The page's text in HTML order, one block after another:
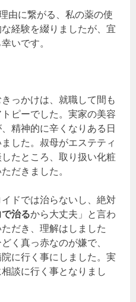
由に繋がる、私の薬の使
経験を綴りましたが、宜
いです。
っかけは、就職して間も
ピーでした。実家の美容
精神的に辛くなりある日
した。叔母がエステティ
たところ、取り扱い化粧
だきました。
ドでは治らないし、絶対
治るから大丈夫」と言わ
だき、理解はしました
く真っ赤なのが嫌で、
に行く事にしました。実
談に行く事となりまし